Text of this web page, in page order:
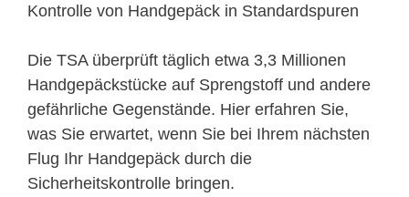
Kontrolle von Handgepäck in Standardspuren
Die TSA überprüft täglich etwa 3,3 Millionen
Handgepäckstücke auf Sprengstoff und andere
gefährliche Gegenstände. Hier erfahren Sie,
was Sie erwartet, wenn Sie bei Ihrem nächsten
Flug Ihr Handgepäck durch die
Sicherheitskontrolle bringen.